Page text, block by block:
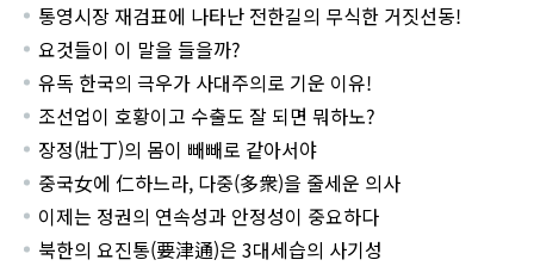
통영시장 재검표에 나타난 전한길의 무식한 거짓선동!
요것들이 이 말을 들을까?
유독 한국의 극우가 사대주의로 기운 이유!
조선업이 호황이고 수출도 잘 되면 뭐하노?
장정(壯丁)의 몸이 빼빼로 같아서야
중국女에 仁하느라, 다중(多衆)을 줄세운 의사
이제는 정권의 연속성과 안정성이 중요하다
북한의 요진통(要津通)은 3대세습의 사기성